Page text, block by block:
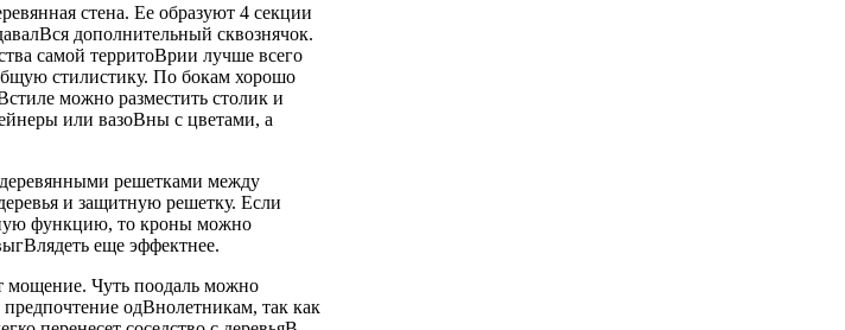
стена. Ее образуют 4 секции
дополнительный сквознячок.
самой территоВ­рии лучше всего
стилистику. По бокам хорошо
можно разместить столик и
или вазоВ­ны с цветами, а
решетками между
и защитную решетку. Если
функцию, то кроны можно
еще эффектнее.
мощение. Чуть поодаль можно
одВ­нолетникам, так как